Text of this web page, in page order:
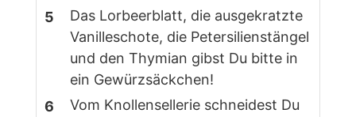
Das Lorbeerblatt, die ausgekratzte
Vanilleschote, die Petersilienstängel
und den Thymian gibst Du bitte in
ein Gewürzsäckchen!
Vom Knollensellerie schneidest Du